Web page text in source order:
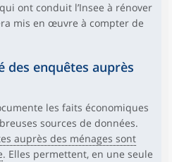
ont conduit l’Insee à rénover
mis en œuvre à compter de
des enquêtes auprès
les faits économiques
sources de données.
auprès des ménages sont
. Elles permettent, en une seule